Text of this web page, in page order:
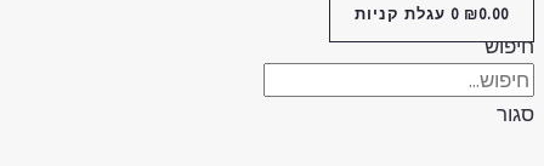
₪0.00
0 עגלת קניות